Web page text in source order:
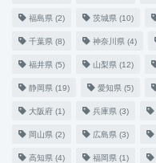
福島県 (2) 茨城県 (10)
千葉県 (8) 神奈川県 (4)
福井県 (5) 山梨県 (12)
静岡県 (19) 愛知県 (5)
大阪府 (1) 兵庫県 (3)
岡山県 (2) 広島県 (3)
高知県 (4) 福岡県 (1)